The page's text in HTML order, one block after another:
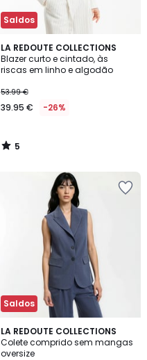
Saldos
LA REDOUTE COLLECTIONS
Blazer curto e cintado, às
riscas em linho e algodão
53.99 €
39.95 € -26%
5
/
5
5
/
Saldos
LA REDOUTE COLLECTIONS
Colete comprido sem mangas
oversize